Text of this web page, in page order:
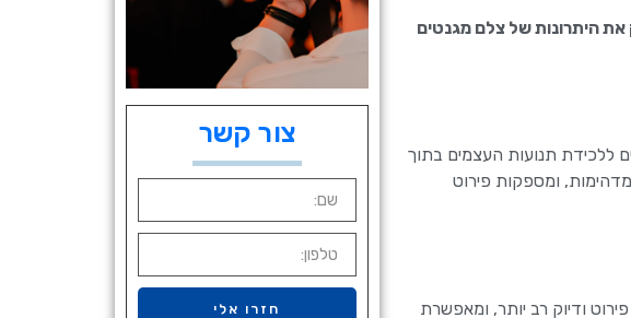
היתרונות של צלם מגנטים
ללכידת תנועות העצמים בתוך
ומספקות פירוט
ודיוק רב יותר, ומאפשרת
צור קשר
חזרו אלי